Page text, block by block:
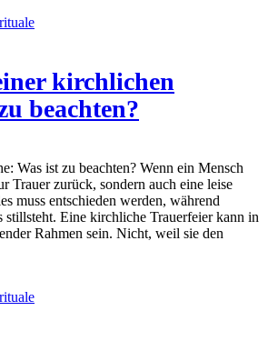
kirchlichen
beachten?
Was ist zu beachten? Wenn ein Mensch
Trauer zurück, sondern auch eine leise
muss entschieden werden, während
Eine kirchliche Trauerfeier kann in
Rahmen sein. Nicht, weil sie den